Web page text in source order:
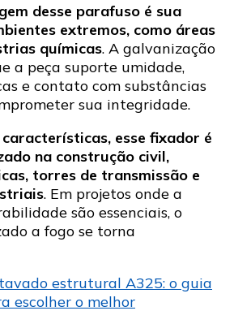
desse parafuso é sua
extremos, como áreas
químicas. A galvanização
a peça suporte umidade,
e contato com substâncias
sua integridade.
esse fixador é
na construção civil,
torres de transmissão e
. Em projetos onde a
são essenciais, o
a fogo se torna
estrutural A325: o guia
escolher o melhor